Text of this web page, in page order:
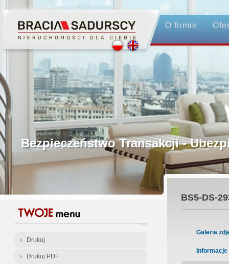
O firmie
Profesjonalne Pośrednictwo
Bezpieczeństwo Transakcji -
Licencjonowani Pośrednicy
Gwarancja Zwrotu Zadatku
Gratis - Przedwstępna Umowa
Drukuj
Drukuj PDF
BS5-DS-
Galeria
Informacje